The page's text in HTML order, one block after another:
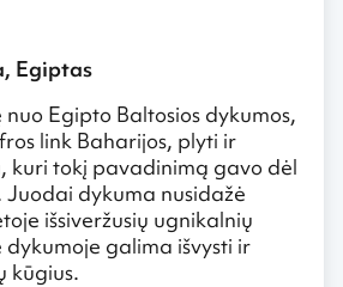
Egiptas
nuo Egipto Baltosios dykumos,
link Baharijos, plyti ir
kuri tokį pavadinimą gavo dėl
Juodai dykuma nusidažė
išsiveržusių ugnikalnių
galima išvysti ir
kūgius.